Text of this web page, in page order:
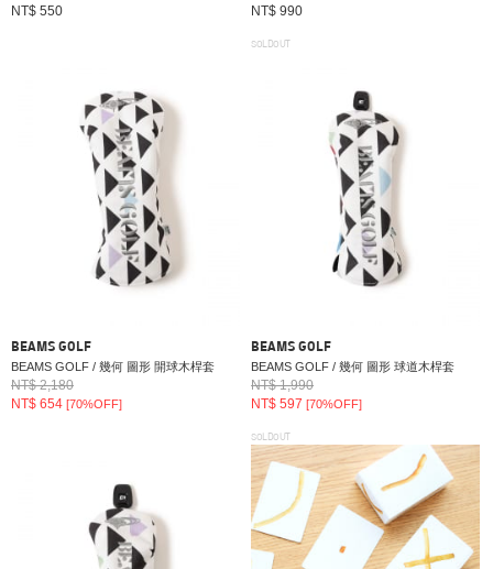
NT$ 550 NT$ 990
BEAMS GOLF
BEAMS GOLF / 幾何 圖形 開球木桿套
NT$ 2,180
NT$ 654 [70%OFF]
SOLDOUT
BEAMS GOLF
BEAMS GOLF / 幾何 圖形 球道木桿套
NT$ 1,990
NT$ 597[70%OFF]
SOLDOUT